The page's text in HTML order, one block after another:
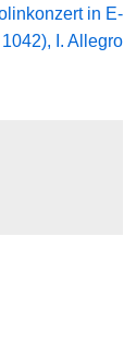
in E-
I. Allegro